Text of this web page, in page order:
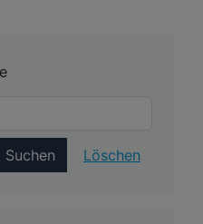
Suchen Löschen